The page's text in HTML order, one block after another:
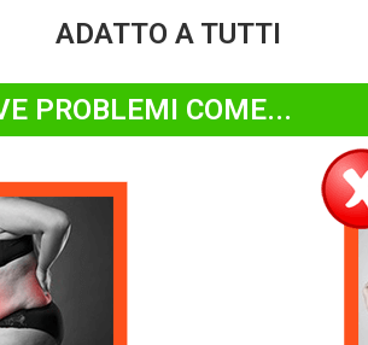
ADATTO A TUTTI
PROBLEMI COME...